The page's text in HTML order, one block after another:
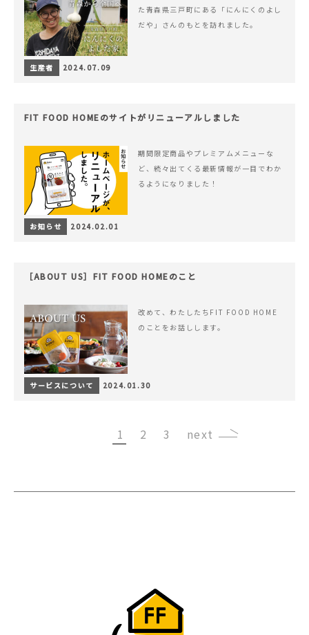
た青森県三戸町にある「にんにくのよし
だや」さんのもとを訪れました。
生産者 2024.07.09
FIT FOOD HOMEのサイトがリニューアルしました
期間限定商品やプレミアムメニューな
ど、続々出てくる最新情報が一目でわか
るようになりました！
お知らせ 2024.02.01
［ABOUT US］FIT FOOD HOMEのこと
改めて、わたしたちFIT FOOD HOME
のことをお話しします。
サービスについて 2024.01.30
1 2 3 ›